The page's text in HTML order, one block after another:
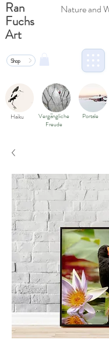
Shop
Haiku
Vergängliche
Freude
Portale
Ran
Fuchs
Art
Nature and